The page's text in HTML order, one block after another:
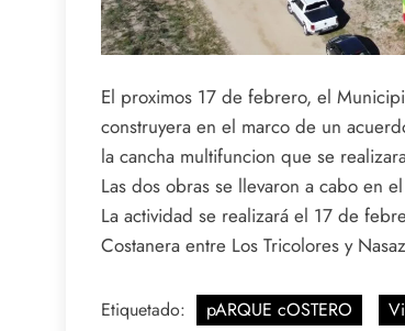
El proximos 17 de febrero, el
construyera en el marco de un
la cancha multifuncion que se
Las dos obras se llevaron a cabo en
La actividad se realizará el 17 de
Costanera entre Los Tricolores y
Etiquetado: pARQUE cOSTERO